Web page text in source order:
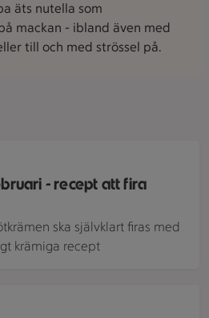
äts nutella som
mackan - ibland även med
till och med strössel på.
- recept att fira
ska självklart firas med
krämiga recept